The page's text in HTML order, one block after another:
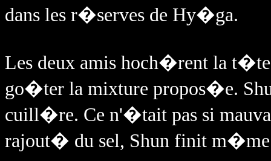
dans les r�serves de Hy�ga.
Les deux amis hoch�rent la
go�ter la mixture propos�e.
cuill�re. Ce n'�tait pas si
rajout� du sel, Shun finit m�me